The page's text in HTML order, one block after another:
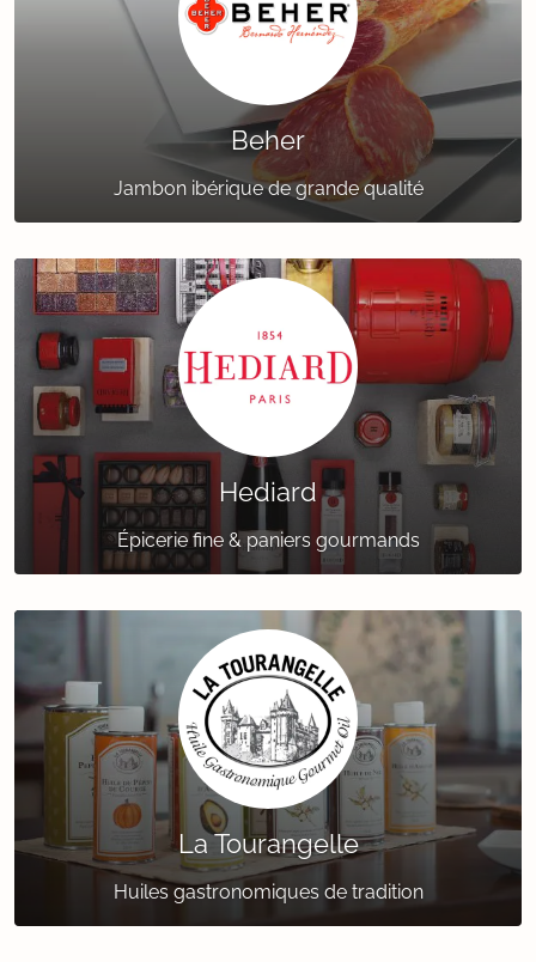
Beher
Jambon ibérique de grande qualité
Hediard
Épicerie fine & paniers gourmands
La Tourangelle
Huiles gastronomiques de tradition